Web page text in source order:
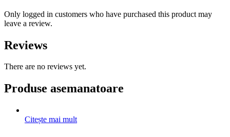
Only logged in customers who have purchased this product may
leave a review.
Reviews
There are no reviews yet.
Produse asemanatoare
Citește mai mult